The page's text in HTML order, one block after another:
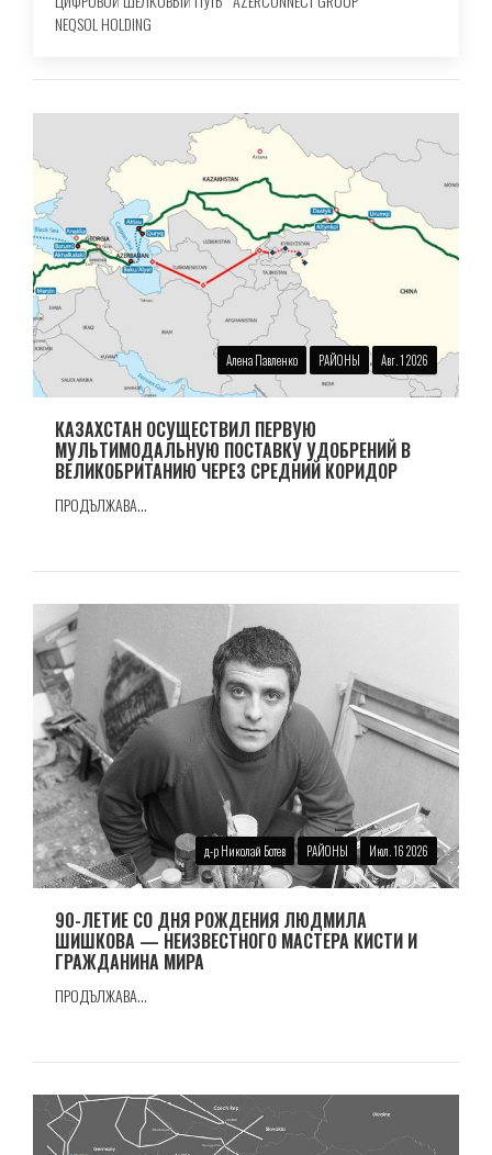
NEQSOL HOLDING
Алена Павленко РАЙОНЫ Авг. 1 2026
КАЗАХСТАН ОСУЩЕСТВИЛ ПЕРВУЮ
МУЛЬТИМОДАЛЬНУЮ ПОСТАВКУ УДОБРЕНИЙ В
ВЕЛИКОБРИТАНИЮ ЧЕРЕЗ СРЕДНИЙ КОРИДОР
ПРОДЪЛЖАВА...
д-р Николай Ботев РАЙОНЫ Июл. 16 2026
90-ЛЕТИЕ СО ДНЯ РОЖДЕНИЯ ЛЮДМИЛА
ШИШКОВА — НЕИЗВЕСТНОГО МАСТЕРА КИСТИ И
ГРАЖДАНИНА МИРА
ПРОДЪЛЖАВА...